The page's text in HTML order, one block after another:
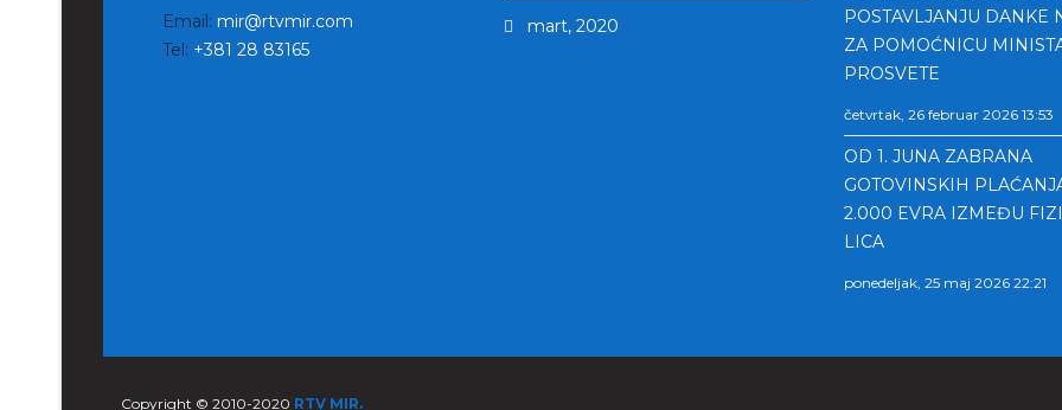
Email: mir@rtvmir.com
Tel: +381 28 83165
mart, 2020
POSTAVLJANJU DANKE
ZA POMOĆNICU
PROSVETE
četvrtak, 26 februar 2026 13:53
OD 1. JUNA ZABRANA
GOTOVINSKIH
2.000 EVRA IZMEĐU
LICA
ponedeljak, 25 maj 2026 22:21
Copyright © 2010-2020 RTV MIR.